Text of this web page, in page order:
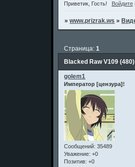
Приветик, Гость! Войдите
»www.prizrak.ws »
Blacked Raw V109 (480)
Страница:1
golem1
Император [цензура]!
Сообщений: 35489
Уважение: +0
Позитив: +0